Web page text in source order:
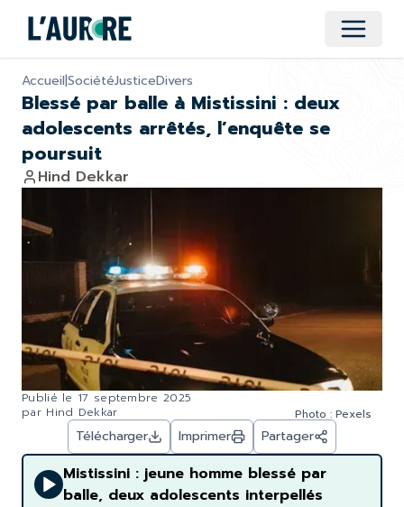
Ouvrir
Accueil|SociétéJusticeDivers
Blessé par balle à Mistissini : deux
adolescents arrêtés, l’enquête se
poursuit
Hind Dekkar
Publié le 17 septembre 2025
par Hind Dekkar Photo : Pexels
Télécharger Imprimer Partager
Mistissini : jeune homme blessé par
balle, deux adolescents interpellés